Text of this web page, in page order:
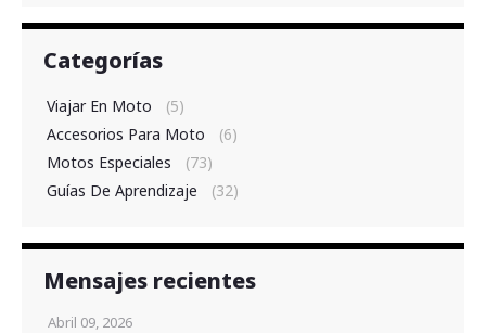
Categorías
Viajar En Moto
(5)
Accesorios Para Moto
(6)
Motos Especiales
(73)
Guías De Aprendizaje
(32)
Mensajes recientes
Abril 09, 2026